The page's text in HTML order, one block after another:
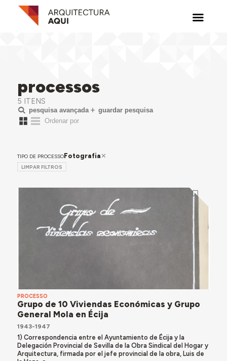
processos
5 ITENS
pesquisa avançada guardar pesquisa
TIPO DE PROCESSOFotografia
LIMPAR FILTROS
PROCESSO
Grupo de 10 Viviendas Económicas y Grupo
General Mola en Écija
1943-1947
1) Correspondencia entre el Ayuntamiento de Écija y la
Delegación Provincial de Sevilla de la Obra Sindical del Hogar y
Arquitectura, firmada por el jefe provincial de la obra, Luis de